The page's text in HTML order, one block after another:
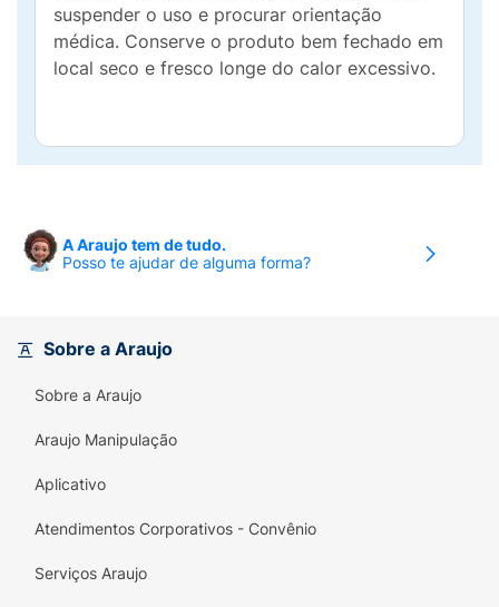
suspender o uso e procurar orientação
médica. Conserve o produto bem fechado em
local seco e fresco longe do calor excessivo.
A Araujo tem de tudo.
Posso te ajudar de alguma forma?
Sobre a Araujo
Sobre a Araujo
Araujo Manipulação
Aplicativo
Atendimentos Corporativos - Convênio
Serviços Araujo